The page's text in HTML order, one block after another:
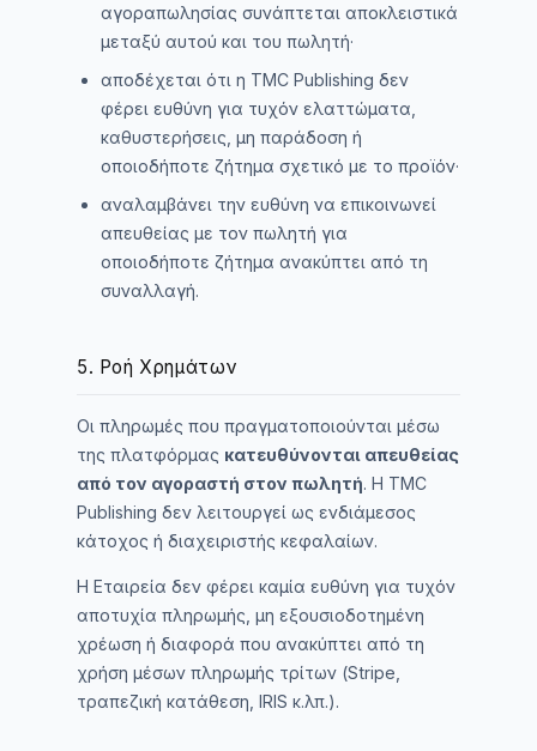
αγοραπωλησίας συνάπτεται αποκλειστικά
μεταξύ αυτού και του πωλητή·
αποδέχεται ότι η TMC Publishing δεν
φέρει ευθύνη για τυχόν ελαττώματα,
καθυστερήσεις, μη παράδοση ή
οποιοδήποτε ζήτημα σχετικό με το προϊόν·
αναλαμβάνει την ευθύνη να επικοινωνεί
απευθείας με τον πωλητή για
οποιοδήποτε ζήτημα ανακύπτει από τη
συναλλαγή.
5. Ροή Χρημάτων
Οι πληρωμές που πραγματοποιούνται μέσω
της πλατφόρμας κατευθύνονται απευθείας
από τον αγοραστή στον πωλητή. Η TMC
Publishing δεν λειτουργεί ως ενδιάμεσος
κάτοχος ή διαχειριστής κεφαλαίων.
Η Εταιρεία δεν φέρει καμία ευθύνη για τυχόν
αποτυχία πληρωμής, μη εξουσιοδοτημένη
χρέωση ή διαφορά που ανακύπτει από τη
χρήση μέσων πληρωμής τρίτων (Stripe,
τραπεζική κατάθεση, IRIS κ.λπ.).